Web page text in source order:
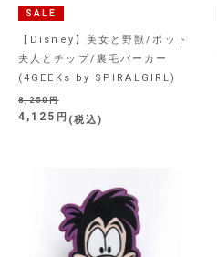
SALE
【Disney】美女と野獣/ポット
夫人とチップ/裏毛パーカー
(4GEEKs by SPIRALGIRL)
8,250
4,125 税込